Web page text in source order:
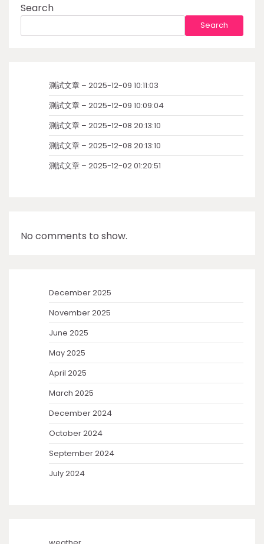
Search
Search
測試文章 – 2025-12-09 10:11:03
測試文章 – 2025-12-09 10:09:04
測試文章 – 2025-12-08 20:13:10
測試文章 – 2025-12-08 20:13:10
測試文章 – 2025-12-02 01:20:51
No comments to show.
December 2025
November 2025
June 2025
May 2025
April 2025
March 2025
December 2024
October 2024
September 2024
July 2024